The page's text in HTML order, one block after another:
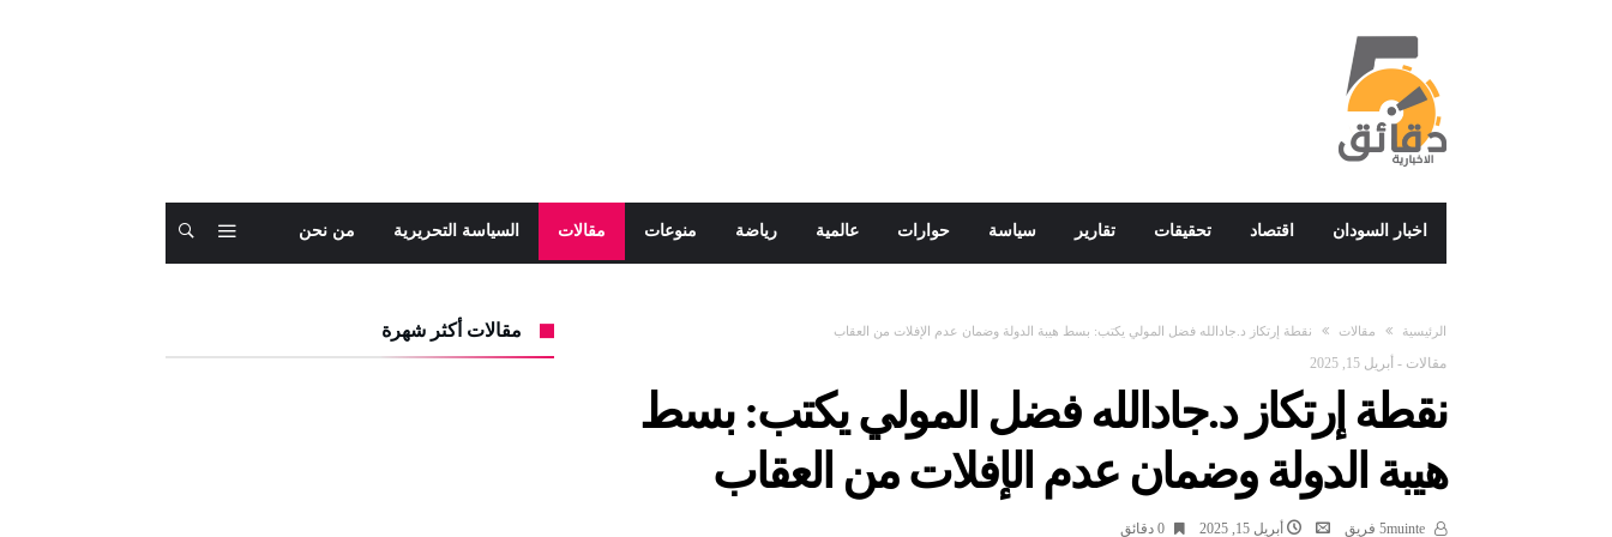
اخبار السودان اقتصاد تحقيقات تقارير سياسة حوارات عالمية رياضة منوعات مقالات السياسة التحريرية من نحن
‫الرئيسية‬ مقالات نقطة إرتكاز د.جادالله فضل المولي يكتب: بسط هيبة الدولة وضمان عدم الإفلات من العقاب
مقالات - أبريل 15, 2025
نقطة إرتكاز د.جادالله فضل المولي يكتب: بسط
هيبة الدولة وضمان عدم الإفلات من العقاب
أبريل 15, 2025 0 ‫دقائق‬
مقالات أكثر شهرة